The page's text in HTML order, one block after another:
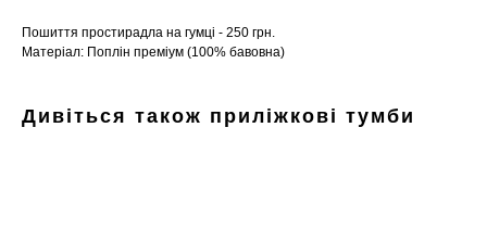
Пошиття простирадла на гумці - 250 грн.
Матеріал: Поплін преміум (100% бавовна)
Дивіться також приліжкові тумби
Записатися